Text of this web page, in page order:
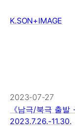
K.SON+IMAGE
2023-07-27
《남극/북극 출
2023.7.26.-11.30.